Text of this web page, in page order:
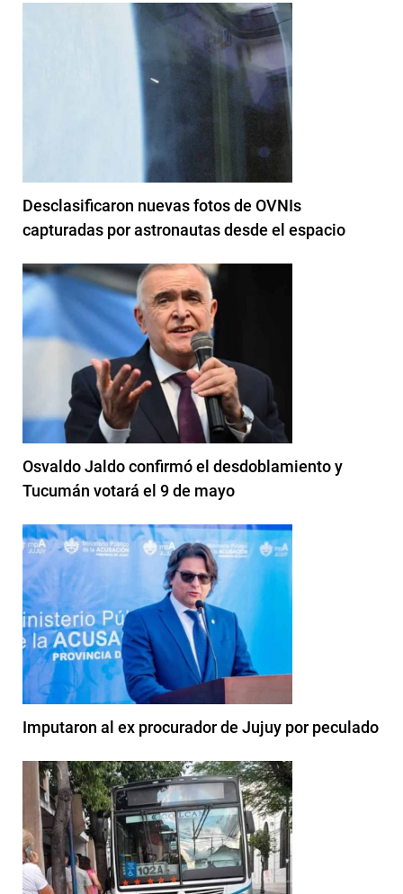
Desclasificaron nuevas fotos de OVNIs
capturadas por astronautas desde el espacio
Osvaldo Jaldo confirmó el desdoblamiento y
Tucumán votará el 9 de mayo
Imputaron al ex procurador de Jujuy por peculado